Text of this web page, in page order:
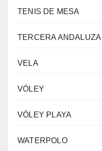
TENIS DE MESA
TERCERA ANDALUZA
VELA
VÓLEY
VÓLEY PLAYA
WATERPOLO